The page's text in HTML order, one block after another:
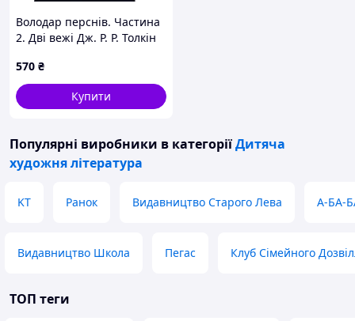
Володар перснів. Частина
2. Дві вежі Дж. Р. Р. Толкін
570 ₴
Купити
Популярні виробники в категоріїДитяча
художня література
KT Ранок Видавництво Старого Лева А-БА-
Видавництво Школа Пегас Клуб Сімейного
ТОП теги